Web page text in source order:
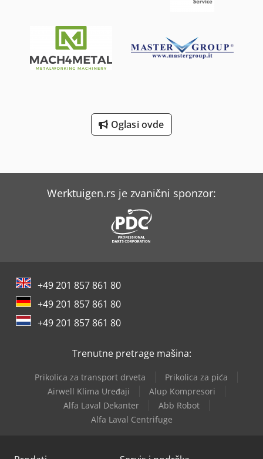
Oglasi ovde
Werktuigen.rs je zvanični sponzor:
+49 201 857 861 80
+49 201 857 861 80
+49 201 857 861 80
Trenutne pretrage mašina:
Prikolica za transport drveta
Prikolica za pića
Airwell Klima Uređaji
Alup Kompresori
Alfa Laval Dekanter
Abb Robot
Alfa Laval Centrifuge